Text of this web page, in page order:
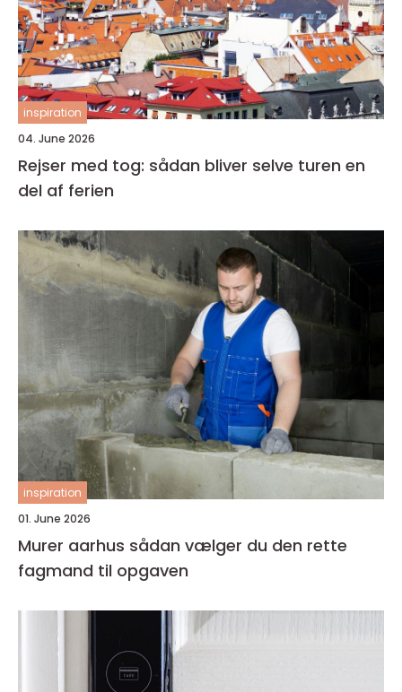
inspiration
04. June 2026
Rejser med tog: sådan bliver selve turen en
del af ferien
inspiration
01. June 2026
Murer aarhus sådan vælger du den rette
fagmand til opgaven